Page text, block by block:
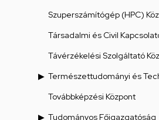
Szuperszámítógép (HPC)
Társadalmi és Civil
Távérzékelési Szolgáltató
Természettudományi és
Továbbképzési Központ
Tudományos Főigazgatóság